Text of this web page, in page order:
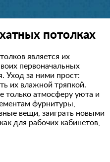
потолках
является их
первоначальных
Уход за ними прост:
их влажной тряпкой.
только атмосферу уюта и
фурнитуры,
вещи, заиграть новыми
для рабочих кабинетов,